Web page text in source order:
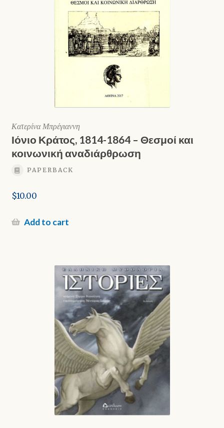
Κατερίνα Μπρέγιαννη
Ιόνιο Κράτος, 1814-1864 – Θεσμοί και
κοινωνική αναδιάρθρωση
PAPERBACK
$10.00
Add to cart